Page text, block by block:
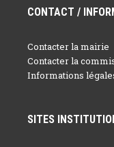
CONTACT /
Contacter la mairie
Contacter la
Informations
SITES